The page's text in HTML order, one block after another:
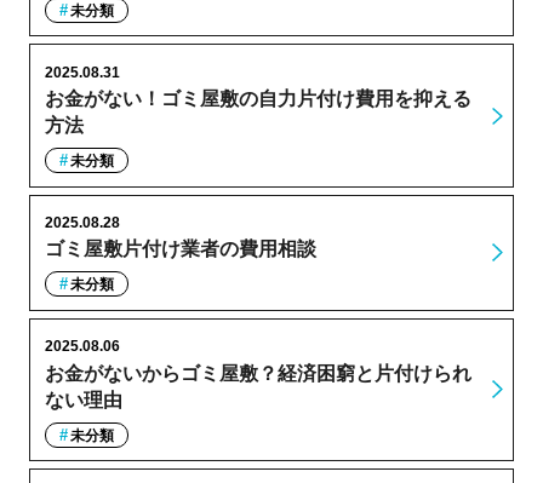
未分類
お金がない！ゴミ屋敷の自力片付け費用を抑える
方法
2025.08.31
未分類
ゴミ屋敷片付け業者の費用相談
2025.08.28
未分類
お金がないからゴミ屋敷？経済困窮と片付けられ
ない理由
2025.08.06
未分類